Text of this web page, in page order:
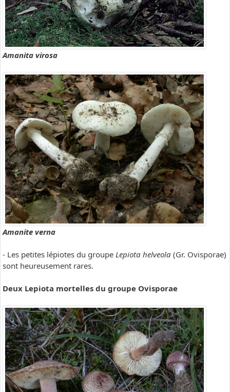
Amanita virosa
Amanite verna
- Les petites lépiotes du groupe Lepiota helveola (Gr. Ovisporae)
sont heureusement rares.
Deux Lepiota mortelles du groupe Ovisporae